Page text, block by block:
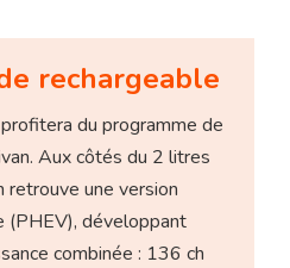
rechargeable
du programme de
Aux côtés du 2 litres
retrouve une version
(PHEV), développant
combinée : 136 ch